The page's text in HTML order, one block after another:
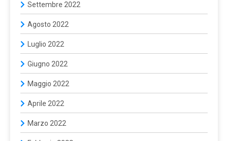
Settembre 2022
Agosto 2022
Luglio 2022
Giugno 2022
Maggio 2022
Aprile 2022
Marzo 2022